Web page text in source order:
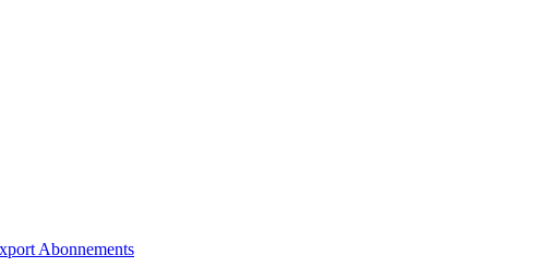
Abonnements